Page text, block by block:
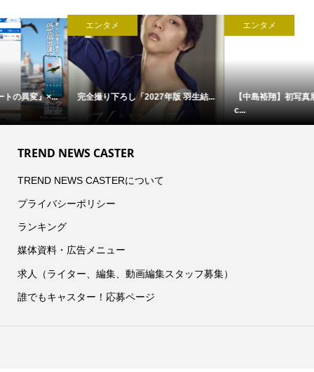
エンタメ
完全撮り下ろし「2027年版 羽生結...
エンタメ
【中島裕翔】初写真展 『7okyo
c...
TREND NEWS CASTER
TREND NEWS CASTERについて
プライバシーポリシー
ランキング
媒体資料・広告メニュー
求人（ライター、編集、動画編集スタッフ募集）
誰でもキャスター！応募ページ